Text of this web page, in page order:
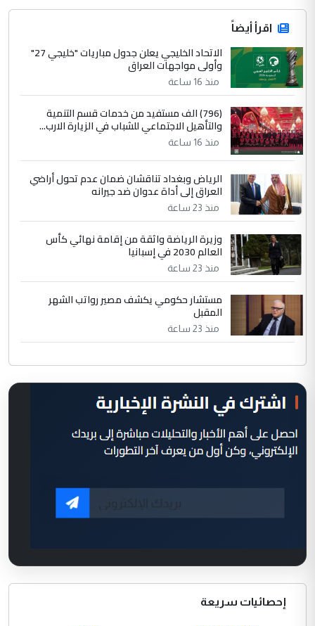
اقرأ أيضاً
الاتحاد الخليجي يعلن جدول مباريات "خليجي 27"
وأولى مواجهات العراق
منذ 16 ساعة
(796) الف مستفيد من خدمات قسم التنمية
والتأهيل الاجتماعي للشباب في الزيارة الارب...
منذ 16 ساعة
الرياض وبغداد تناقشان ضمان عدم تحول أراضي
العراق إلى أداة عدوان ضد جيرانه
منذ 23 ساعة
وزيرة الرياضة واثقة من إقامة نهائي كأس
العالم 2030 في إسبانيا
منذ 23 ساعة
مستشار حكومي يكشف مصير رواتب الشهر
المقبل
منذ 23 ساعة
إحصائيات سريعة